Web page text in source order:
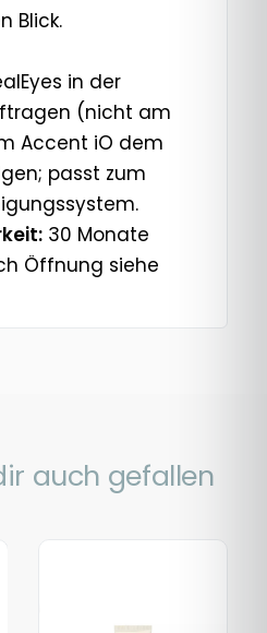
Blick.
in der
(nicht am
Accent iO dem
passt zum
30 Monate
Öffnung siehe
auch gefallen